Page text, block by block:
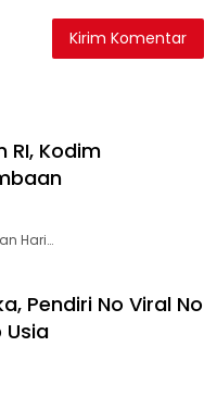
RI, Kodim
Hari…
Pendiri No Viral No